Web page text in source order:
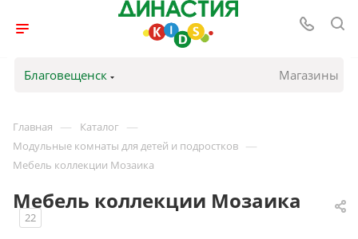
Благовещенск Магазины
Главная — Каталог —
Модульные комнаты для детей и подростков —
Мебель коллекции Мозаика
Мебель коллекции Мозаика
22